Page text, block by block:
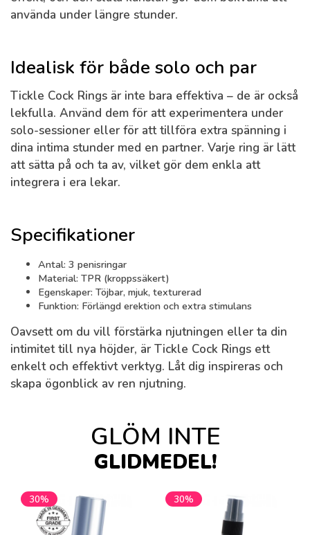
använda under längre stunder.
Idealisk för både solo och par
Tickle Cock Rings är inte bara effektiva – de är också
lekfulla. Använd dem för att experimentera under
solo-sessioner eller för att tillföra extra spänning i
dina intima stunder med en partner. Varje ring är lätt
att sätta på och ta av, vilket gör dem enkla att
integrera i era lekar.
Specifikationer
Antal: 3 penisringar
Material: TPR (kroppssäkert)
Egenskaper: Töjbar, mjuk, texturerad
Funktion: Förlängd erektion och extra stimulans
Oavsett om du vill förstärka njutningen eller ta din
intimitet till nya höjder, är Tickle Cock Rings ett
enkelt och effektivt verktyg. Låt dig inspireras och
skapa ögonblick av ren njutning.
GLÖM INTE
GLIDMEDEL!
30% 30%